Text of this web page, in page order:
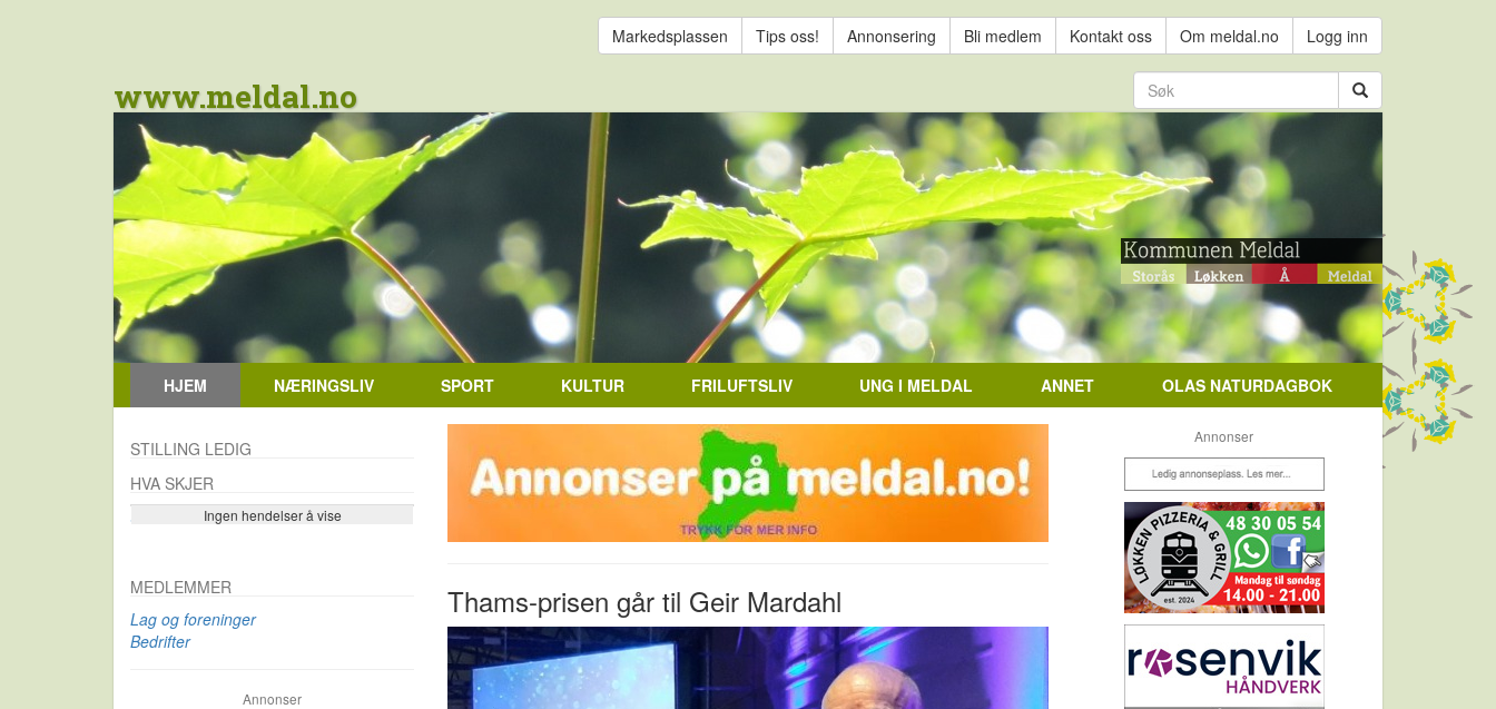
Markedsplassen Tips oss! Annonsering Bli medlem Kontakt oss Om meldal.no Logg inn
www.meldal.no
HJEM NÆRINGSLIV SPORT KULTUR FRILUFTSLIV UNG I MELDAL ANNET OLAS NATURDAGBOK
Thams-prisen går til Geir Mardahl
STILLING LEDIG
HVA SKJER
Ingen hendelser å vise
Se flere…
MEDLEMMER
Lag og foreninger
Bedrifter
Annonser
Annonser